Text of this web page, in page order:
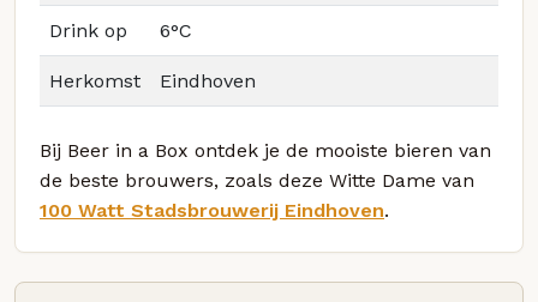
Drink op 6°C
Herkomst Eindhoven
Bij Beer in a Box ontdek je de mooiste bieren van
de beste brouwers, zoals deze Witte Dame van
100 Watt Stadsbrouwerij Eindhoven.